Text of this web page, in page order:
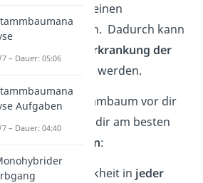
und die einen
haben. Dadurch kann
Erkrankung der
werden.
du einen Stammbaum vor dir
hast, stellt du dir am besten
2 Fragen:
Tritt die Erbkrankheit in jeder
7 – Dauer: 05:06
Aufgaben
– Dauer: 04:40